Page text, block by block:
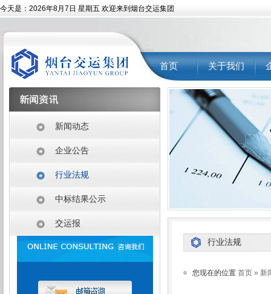
今天是： 2026年8月7日 星期五 欢迎来到烟台交运集团
首页 关于我们
新闻动态
企业公告
行业法规
中标结果公示
交运报
行业法规
您现在的位置 首页 » 新